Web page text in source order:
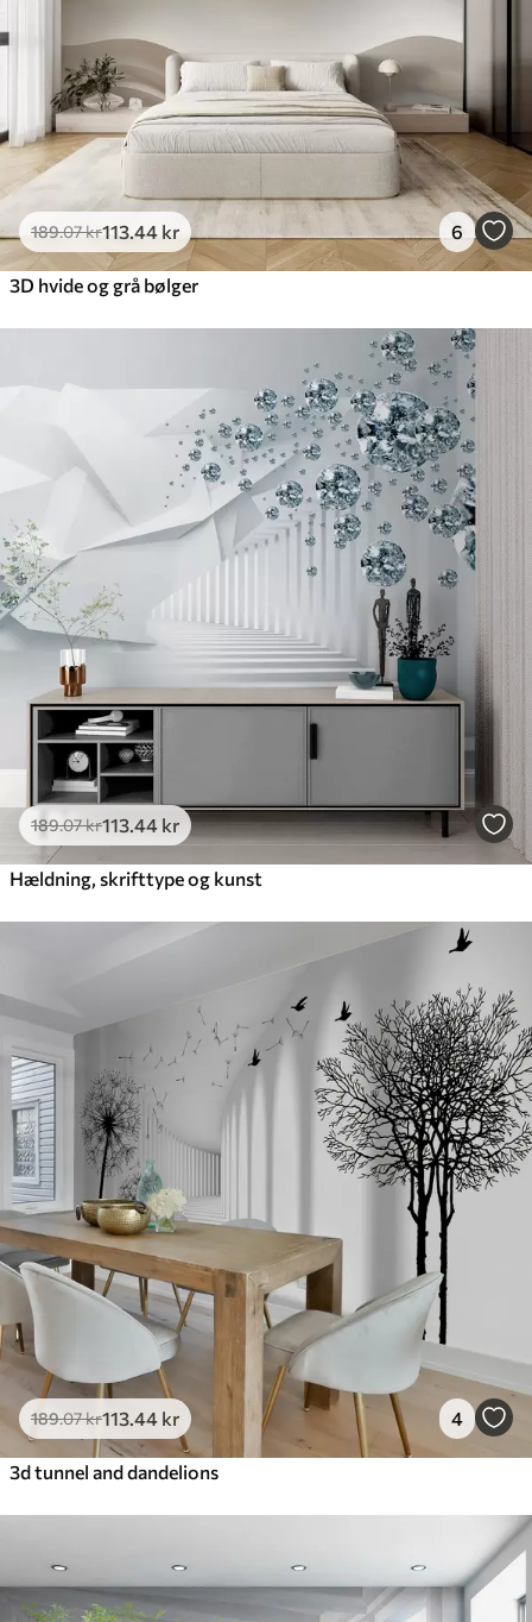
189.07kr113.44 kr 6
3D hvide og grå bølger
189.07kr113.44 kr
Hældning, skrifttype og kunst
189.07kr113.44 kr 4
3d tunnel and dandelions